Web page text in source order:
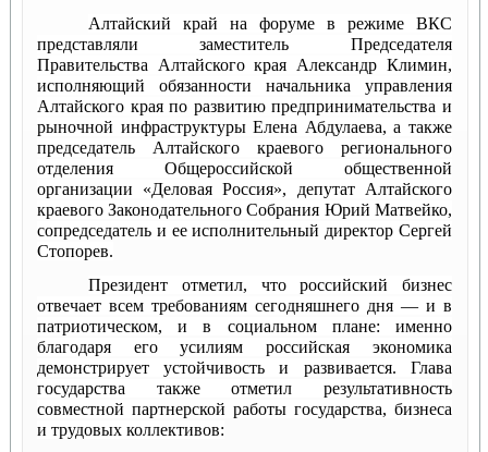
Алтайский край на форуме в режиме ВКС
представляли заместитель Председателя
Правительства Алтайского края Александр Климин,
исполняющий обязанности начальника управления
Алтайского края по развитию предпринимательства и
рыночной инфраструктуры Елена Абдулаева, а также
председатель Алтайского краевого регионального
отделения Общероссийской общественной
организации «Деловая Россия», депутат Алтайского
краевого Законодательного Собрания Юрий Матвейко,
сопредседатель и ее исполнительный директор Сергей
Стопорев.
Президент отметил, что российский бизнес
отвечает всем требованиям сегодняшнего дня — и в
патриотическом, и в социальном плане: именно
благодаря его усилиям российская экономика
демонстрирует устойчивость и развивается. Глава
государства также отметил результативность
совместной партнерской работы государства, бизнеса
и трудовых коллективов: